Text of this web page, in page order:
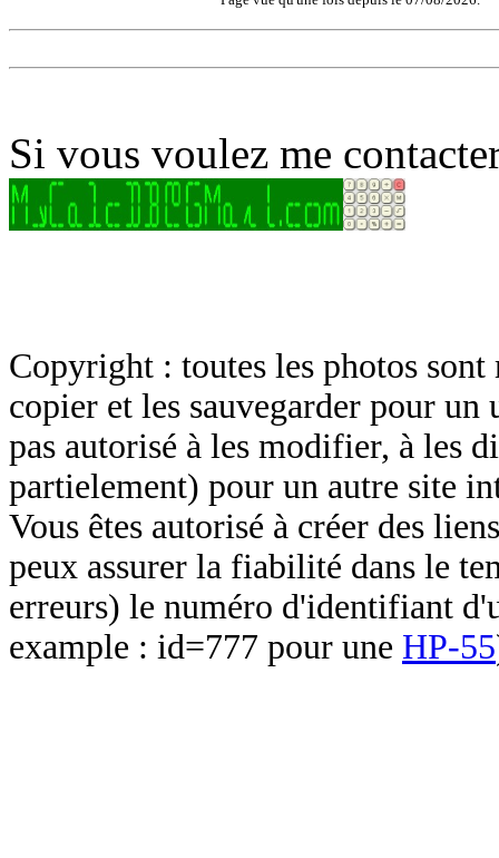
Si vous voulez me
Copyright : toutes les photos sont
copier et les sauvegarder pour un
pas autorisé à les modifier, à les
partielement) pour un autre site
Vous êtes autorisé à créer des
peux assurer la fiabilité dans le
erreurs) le numéro d'identifiant
example : id=777 pour une HP-55